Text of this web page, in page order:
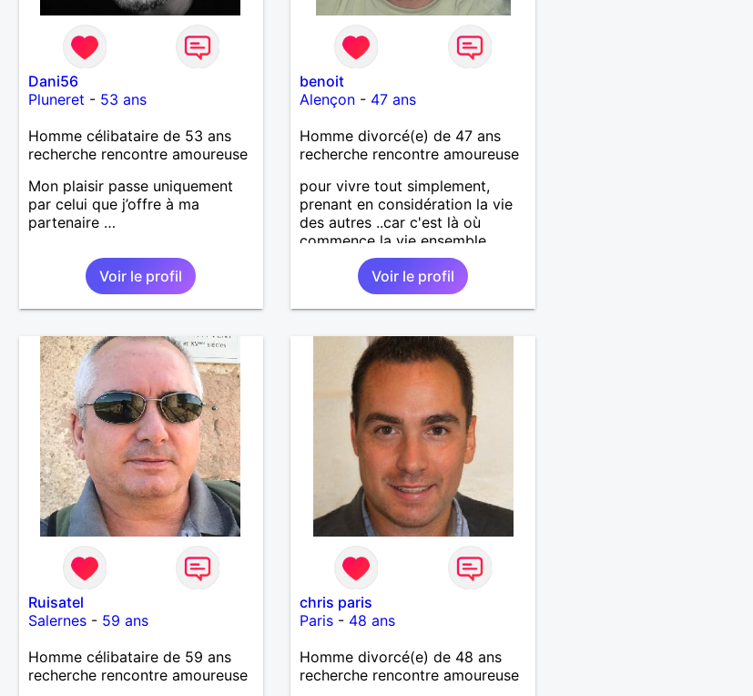
Dani56
Pluneret - 53 ans
Homme célibataire de 53 ans
recherche rencontre amoureuse
Mon plaisir passe uniquement
par celui que j’offre à ma
partenaire …
Voir le profil
benoit
Alençon - 47 ans
Homme divorcé(e) de 47 ans
recherche rencontre amoureuse
pour vivre tout simplement,
prenant en considération la vie
des autres ..car c'est là où
commence la vie ensemble.
Voir le profil
Ruisatel
Salernes- 59 ans
Homme célibataire de 59 ans
recherche rencontre amoureuse
chris paris
Paris - 48 ans
Homme divorcé(e) de 48 ans
recherche rencontre amoureuse